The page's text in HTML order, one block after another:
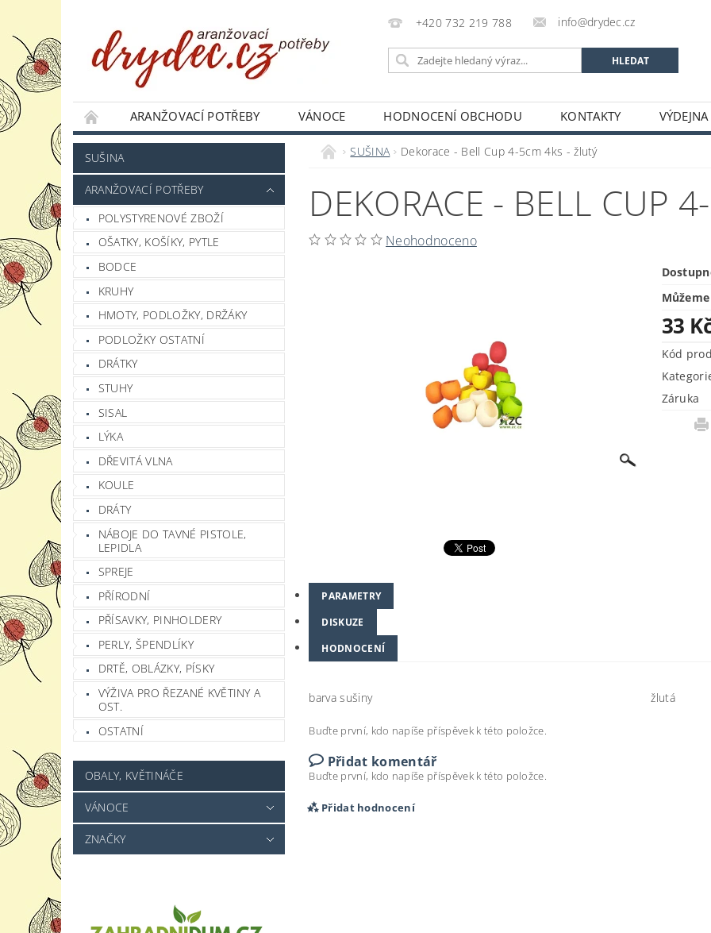
+420 732 219 788 info@drydec.cz
ARANŽOVACÍ POTŘEBY VÁNOCE HODNOCENÍ OBCHODU KONTAKTY
JAK NAKUPOVAT
PODMÍNKY OCHRANY OSOBNÍCH ÚDAJŮ OBCHODNÍ PODMÍNKY
SUŠINA
ARANŽOVACÍ POTŘEBY
POLYSTYRENOVÉ ZBOŽÍ
OŠATKY, KOŠÍKY, PYTLE
BODCE
KRUHY
HMOTY, PODLOŽKY, DRŽÁKY
PODLOŽKY OSTATNÍ
DRÁTKY
STUHY
SISAL
LÝKA
DŘEVITÁ VLNA
KOULE
DRÁTY
NÁBOJE DO TAVNÉ PISTOLE,
LEPIDLA
SPREJE
PŘÍRODNÍ
PŘÍSAVKY, PINHOLDERY
PERLY, ŠPENDLÍKY
DRTĚ, OBLÁZKY, PÍSKY
VÝŽIVA PRO ŘEZANÉ KVĚTINY A
OST.
OSTATNÍ
OBALY, KVĚTINÁČE
VÁNOCE
ZNAČKY
SUŠINA Dekorace - Bell Cup 4-5cm 4ks - žlutý
DEKORACE - BELL CUP
Neohodnoceno
33
Kód
Záruka
PARAMETRY
DISKUZE
HODNOCENÍ
barva sušiny žlutá
Buďte první, kdo napíše příspěvek k této položce.
Přidat komentář
Buďte první, kdo napíše příspěvek k této položce.
Přidat hodnocení